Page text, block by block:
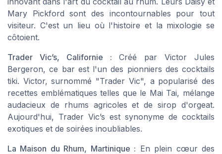
Mary Pickford sont des incontournables pour tout
visiteur. C'est un lieu où l'histoire et la mixologie se
côtoient.
Trader Vic’s, Californie : Créé par Victor Jules
Bergeron, ce bar est l'un des pionniers des cocktails
tiki. Victor, surnommé "Trader Vic", a popularisé des
recettes emblématiques telles que le Mai Tai, mélange
audacieux de rhums agricoles et de sirop d'orgeat.
Aujourd'hui, Trader Vic’s est synonyme de cocktails
exotiques et de soirées inoubliables.
La Maison du Rhum, Martinique : En plein cœur des